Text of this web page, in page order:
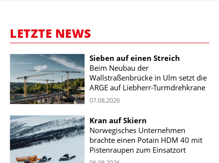
LETZTE NEWS
Sieben auf einen Streich
Beim Neubau der
Wallstraßenbrücke in Ulm setzt die
ARGE auf Liebherr-Turmdrehkrane
07.08.2026
Kran auf Skiern
Norwegisches Unternehmen
brachte einen Potain HDM 40 mit
Pistenraupen zum Einsatzort